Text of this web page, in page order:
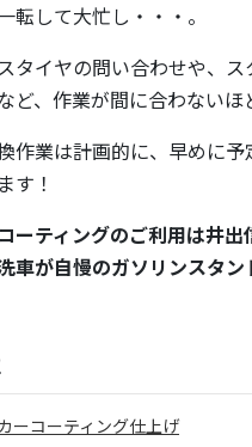
転して大忙し・・・。
タイヤの問い合わせや、
ど、作業が間に合わないほ
作業は計画的に、早めに予
す！
ーティングのご利用は井出
車が自慢のガソリンスタ
ーコーティング仕上げ